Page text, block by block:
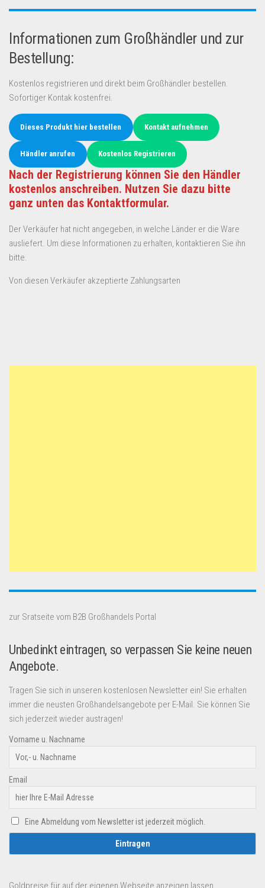
Informationen zum Großhändler und zur
Bestellung:
Kostenlos registrieren und direkt beim Großhändler bestellen.
Sofortiger Kontak kostenfrei.
Dieses Produkt hier bestellen Kontakt aufnehmen
Händler anrufen Kostenlos Registrieren
Nach der Registrierung können Sie den Händler
kostenlos anschreiben. Nutzen Sie dazu bitte
ganz unten das Kontaktformular.
Der Verkäufer hat nicht angegeben, in welche Länder er die Ware
ausliefert. Um diese Informationen zu erhalten, kontaktieren Sie ihn
bitte.
Von diesen Verkäufer akzeptierte Zahlungsarten
zur Sratseite vom B2B Großhandels Portal
Unbedinkt eintragen, so verpassen Sie keine neuen
Angebote.
Tragen Sie sich in unseren kostenlosen Newsletter ein! Sie erhalten
immer die neusten Großhandelsangebote per E-Mail. Sie können Sie
sich jederzeit wieder austragen!
Vorname u. Nachname
Email
Eine Abmeldung vom Newsletter ist jederzeit möglich.
Goldpreise für auf der eigenen Webseite anzeigen lassen.